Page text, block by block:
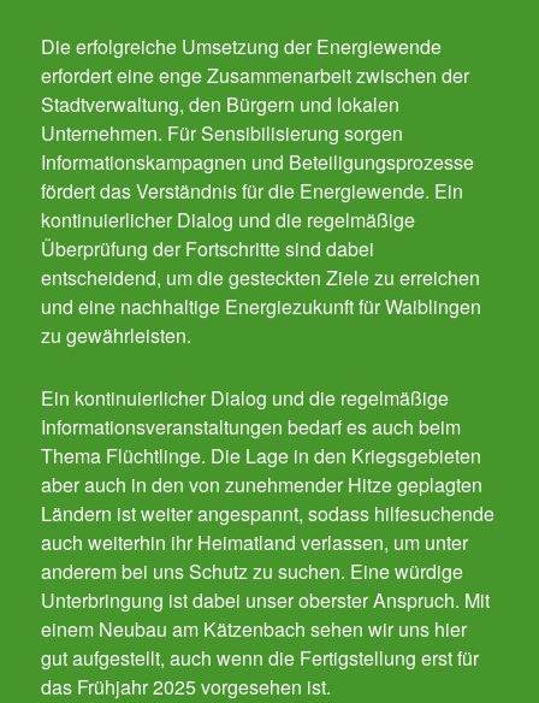
Die erfolgreiche Umsetzung der Energiewende
erfordert eine enge Zusammenarbeit zwischen der
Stadtverwaltung, den Bürgern und lokalen
Unternehmen. Für Sensibilisierung sorgen
Informationskampagnen und Beteiligungsprozesse
fördert das Verständnis für die Energiewende. Ein
kontinuierlicher Dialog und die regelmäßige
Überprüfung der Fortschritte sind dabei
entscheidend, um die gesteckten Ziele zu erreichen
und eine nachhaltige Energiezukunft für Waiblingen
zu gewährleisten.
Ein kontinuierlicher Dialog und die regelmäßige
Informationsveranstaltungen bedarf es auch beim
Thema Flüchtlinge. Die Lage in den Kriegsgebieten
aber auch in den von zunehmender Hitze geplagten
Ländern ist weiter angespannt, sodass hilfesuchende
auch weiterhin ihr Heimatland verlassen, um unter
anderem bei uns Schutz zu suchen. Eine würdige
Unterbringung ist dabei unser oberster Anspruch. Mit
einem Neubau am Kätzenbach sehen wir uns hier
gut aufgestellt, auch wenn die Fertigstellung erst für
das Frühjahr 2025 vorgesehen ist.